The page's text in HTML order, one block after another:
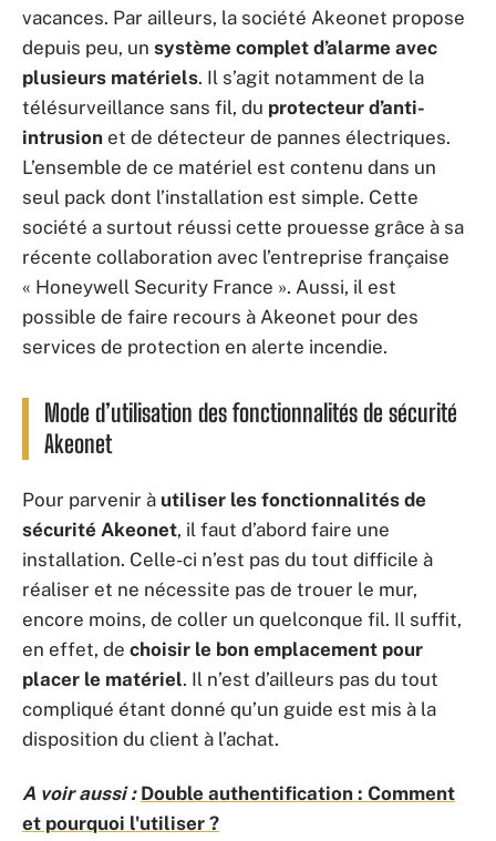
vacances. Par ailleurs, la société Akeonet propose
depuis peu, un système complet d’alarme avec
plusieurs matériels. Il s’agit notamment de la
télésurveillance sans fil, du protecteur d’anti-
intrusion et de détecteur de pannes électriques.
L’ensemble de ce matériel est contenu dans un
seul pack dont l’installation est simple. Cette
société a surtout réussi cette prouesse grâce à sa
récente collaboration avec l’entreprise française
« Honeywell Security France ». Aussi, il est
possible de faire recours à Akeonet pour des
services de protection en alerte incendie.
Mode d’utilisation des fonctionnalités de sécurité
Akeonet
Pour parvenir à utiliser les fonctionnalités de
sécurité Akeonet, il faut d’abord faire une
installation. Celle-ci n’est pas du tout difficile à
réaliser et ne nécessite pas de trouer le mur,
encore moins, de coller un quelconque fil. Il suffit,
en effet, de choisir le bon emplacement pour
placer le matériel. Il n’est d’ailleurs pas du tout
compliqué étant donné qu’un guide est mis à la
disposition du client à l’achat.
A voir aussi : Double authentification : Comment
et pourquoi l'utiliser ?